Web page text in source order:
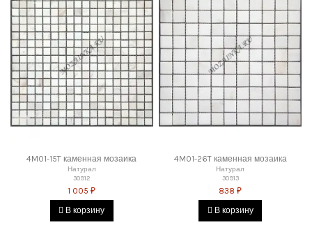
4M01-15T каменная мозаика
Натурал
30912
1 005 ₽
В корзину
4M01-26T каменная мозаика
Натурал
30913
838 ₽
В корзину